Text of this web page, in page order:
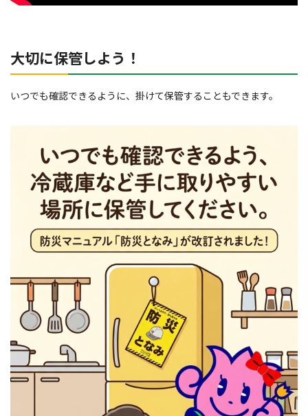
大切に保管しよう！
いつでも確認できるように、掛けて保管することもできます。